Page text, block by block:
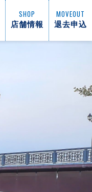
SHOP
店舗情報
MOVEOUT
退去申込